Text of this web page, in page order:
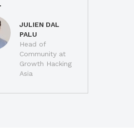
JULIEN DAL
PALU
Head of
Community at
Growth Hacking
Asia